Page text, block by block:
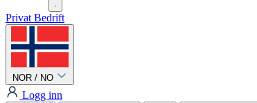
Privat Bedrift
NOR / NO
Logg inn